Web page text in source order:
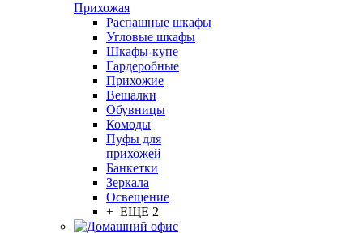
Прихожая
Распашные шкафы
Угловые шкафы
Шкафы-купе
Гардеробные
Прихожие
Вешалки
Обувницы
Комоды
Пуфы для
прихожей
Банкетки
Зеркала
Освещение
+ ЕЩЕ 2